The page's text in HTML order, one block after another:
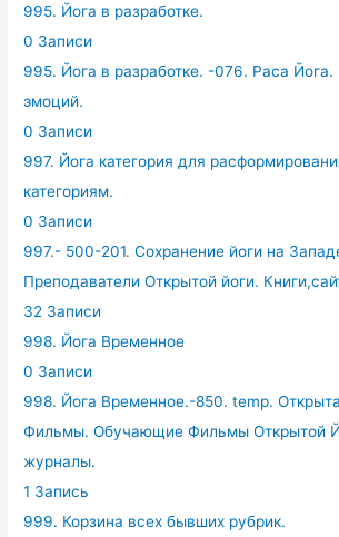
995. Йога в разработке.
0 Записи
995. Йога в разработке. -076. Раса Йога.
эмоций.
0 Записи
997. Йога категория для
категориям.
0 Записи
997.- 500-201. Сохранение йоги на
Преподаватели Открытой йоги.
32 Записи
998. Йога Временное
0 Записи
998. Йога Временное.-850. temp.
Фильмы. Обучающие Фильмы Открытой
журналы.
1 Запись
999. Корзина всех бывших рубрик.